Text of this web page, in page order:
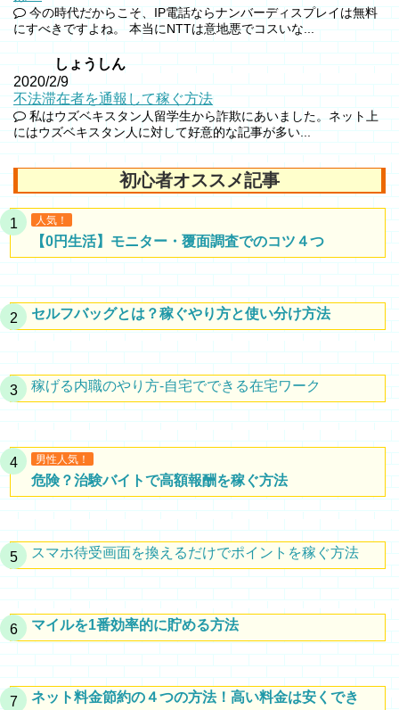
今の時代だからこそ、IP電話ならナンバーディスプレイは無料
にすべきですよね。 本当にNTTは意地悪でコスいな...
しょうしん
2020/2/9
不法滞在者を通報して稼ぐ方法
私はウズベキスタン人留学生から詐欺にあいました。ネット上
にはウズベキスタン人に対して好意的な記事が多い...
初心者オススメ記事
人気！
【0円生活】モニター・覆面調査でのコツ４つ
セルフバッグとは？稼ぐやり方と使い分け方法
稼げる内職のやり方-自宅でできる在宅ワーク
男性人気！
危険？治験バイトで高額報酬を稼ぐ方法
スマホ待受画面を換えるだけでポイントを稼ぐ方法
マイルを1番効率的に貯める方法
ネット料金節約の４つの方法！高い料金は安くでき